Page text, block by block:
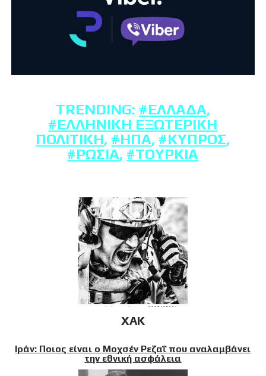
TRENDING: #ΕΛΛΆΔΑ,
#ΕΛΛΗΝΙΚΉ ΕΞΩΤΕΡΙΚΉ
ΠΟΛΙΤΙΚΉ, #ΗΠΑ, #ΚΎΠΡΟΣ,
#ΡΩΣΊΑ, #ΤΟΥΡΚΊΑ
XAK
Ιράν: Ποιος είναι ο Μοχσέν Ρεζαΐ που αναλαμβάνει
την εθνική ασφάλεια